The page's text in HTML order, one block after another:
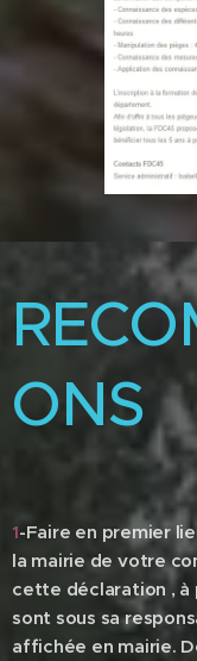
ONS
1-Faire en premier
la mairie de votre
cette déclaration , à
sont sous sa
affichée en mairie.